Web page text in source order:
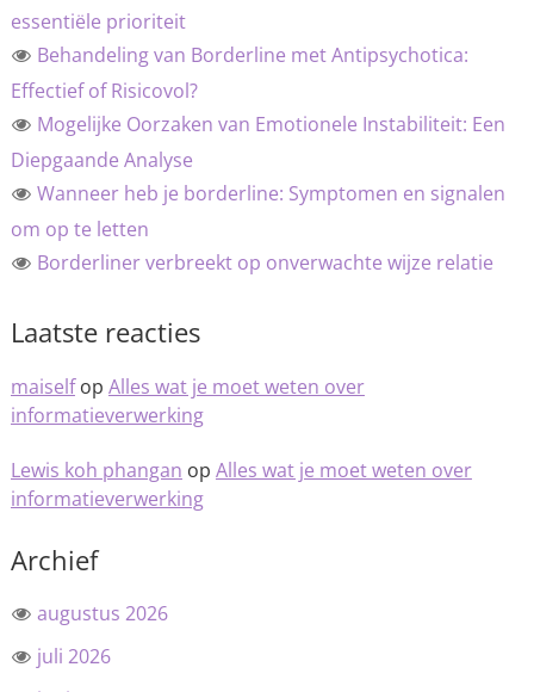
essentiële prioriteit
Behandeling van Borderline met Antipsychotica:
Effectief of Risicovol?
Mogelijke Oorzaken van Emotionele Instabiliteit: Een
Diepgaande Analyse
Wanneer heb je borderline: Symptomen en signalen
om op te letten
Borderliner verbreekt op onverwachte wijze relatie
Laatste reacties
maiselfop Alles wat je moet weten over
informatieverwerking
Lewis koh phangan op Alles wat je moet weten over
informatieverwerking
Archief
augustus 2026
juli 2026